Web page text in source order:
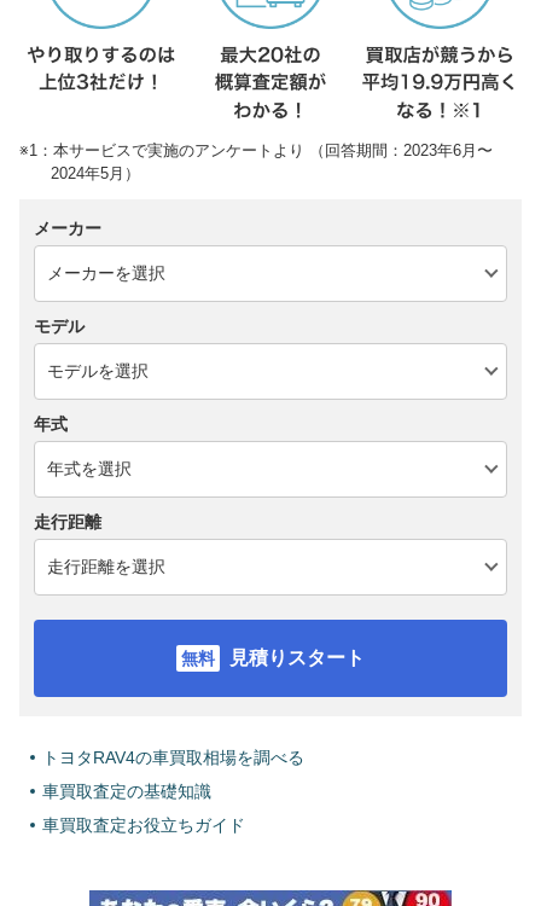
※1：本サービスで実施のアンケートより （回答期間：2023年6月〜
2024年5月）
メーカー
モデル
年式
走行距離
見積りスタート
トヨタRAV4の車買取相場を調べる
車買取査定の基礎知識
車買取査定お役立ちガイド